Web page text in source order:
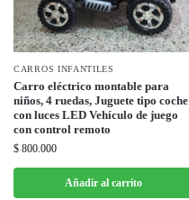
CARROS INFANTILES
Carro eléctrico montable para
niños, 4 ruedas, Juguete tipo coche
con luces LED Vehículo de juego
con control remoto
$ 800.000
Añadir al carrito